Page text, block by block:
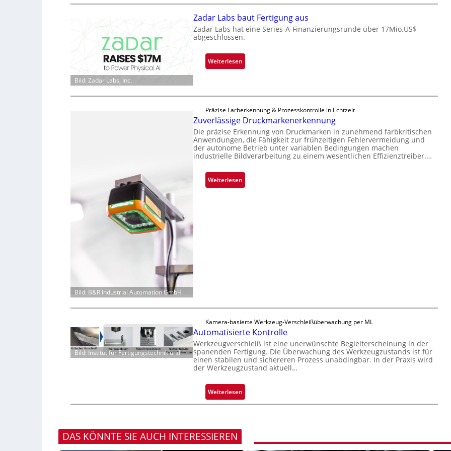
e
r
n
i
m
t
r
k
V
i
s
i
n
r
o
c
h
p
p
t
Ü
b
e
r
a
h
Bild: Zadar Labs, Inc.
Zadar Labs baut Fertigung aus
Zadar Labs hat eine Series-A-Finanzierungsrunde über 17Mio.US$
abgeschlossen.
Weiterlesen:
Z
r
L
a
b
s
u
s
Bild: B&R Industrial Automation GmbH
Präzise Farberkennung & Prozesskontrolle in Echtzeit
Zuverlässige Druckmarkenerkennung
Die präzise Erkennung von Druckmarken in zunehmend farbkritischen
Anwendungen, die Fähigkeit zur frühzeitigen Fehlervermeidung und
der autonome Betrieb unter variablen Bedingungen machen
industrielle Bildverarbeitung zu einem wesentlichen Effizienztreiber.…
Weiterlesen:
Z
e
u
c
k
m
r
k
Bild: Institut für Fertigungstechnik und
Kamera-basierte Werkzeug-Verschleißüberwachung per ML
Automatisierte Kontrolle
Werkzeugverschleiß ist eine unerwünschte Begleiterscheinung in der
spanenden Fertigung. Die Überwachung des Werkzeugzustands ist für
einen stabilen und sichereren Prozess unabdingbar. In der Praxis wird
der Werkzeugzustand aktuell…
Weiterlesen:
A
DAS KÖNNTE SIE AUCH INTERESSIEREN